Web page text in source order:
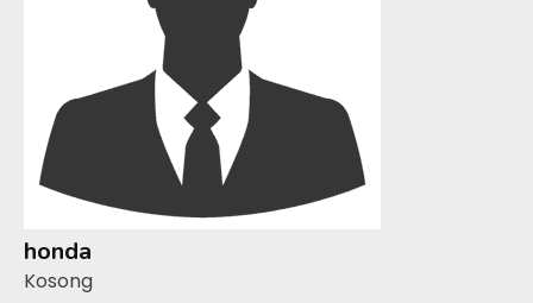
honda
Kosong